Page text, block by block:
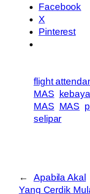
Facebook
X
Pinterest
flight
MAS kebaya
MAS MAS
selipar
←
Apabila Akal
Yang Cerdik